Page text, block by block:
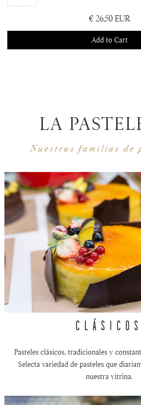
€ 26,50 EUR
LA
Nuestras familias de
CLÁSICOS
Pasteles clásicos, tradicionales y
Selecta variedad de pasteles que
nuestra vitrina.